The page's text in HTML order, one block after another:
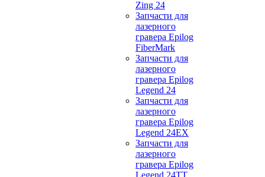
Zing 24
Запчасти для
лазерного
гравера Epilog
FiberMark
Запчасти для
лазерного
гравера Epilog
Legend 24
Запчасти для
лазерного
гравера Epilog
Legend 24EX
Запчасти для
лазерного
гравера Epilog
Legend 24TT